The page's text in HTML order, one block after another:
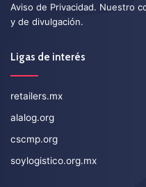
Aviso de Privacidad. Nuestro
y de divulgación.
Ligas de interés
retailers.mx
alalog.org
cscmp.org
soylogistico.org.mx